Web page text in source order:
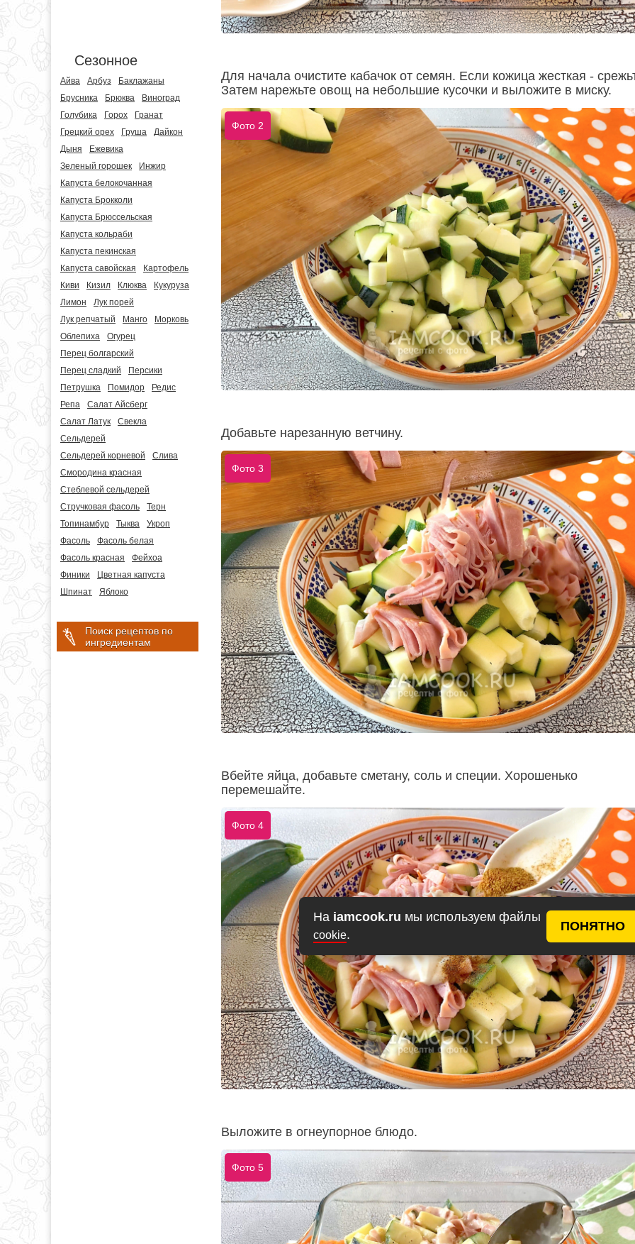
На iamcook.ru мы используем файлы
cookie.
ПОНЯТНО
Сезонное
Айва Арбуз
Баклажаны
Брусника
Брюква
Виноград
Голубика
Горох
Гранат
Грецкий орех
Груша
Дайкон
Дыня
Ежевика
Зеленый горошек
Инжир
Капуста белокочанная
Капуста Брокколи
Капуста Брюссельская
Капуста кольраби
Капуста пекинская
Капуста савойская
Картофель
Киви
Кизил Клюква
Кукуруза
Лимон
Лук порей
Лук репчатый
Манго
Морковь
Облепиха
Огурец
Перец болгарский
Перец сладкий
Персики
Петрушка
Помидор
Редис
Репа
Салат Айсберг
Салат Латук
Свекла
Сельдерей
Сельдерей корневой
Слива
Смородина красная
Стеблевой сельдерей
Стручковая фасоль
Терн
Топинамбур
Тыква
Укроп
Фасоль
Фасоль белая
Фасоль красная
Фейхоа
Финики
Цветная капуста
Шпинат
Яблоко
Поиск рецептов по
ингредиентам
Для начала очистите кабачок от семян. Если кожица жесткая -
Затем нарежьте овощ на небольшие кусочки и выложите в миску.
Фото 2
Добавьте нарезанную ветчину.
Фото 3
Вбейте яйца, добавьте сметану, соль и специи. Хорошенько
перемешайте.
Фото 4
Выложите в огнеупорное блюдо.
Фото 5